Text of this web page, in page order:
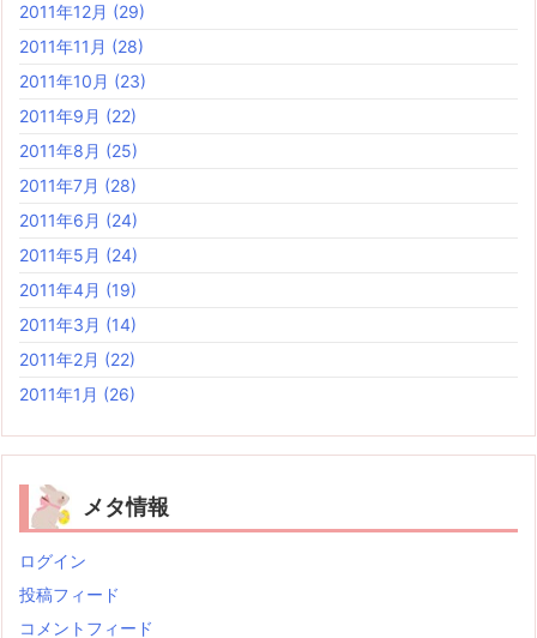
2011年12月 (29)
2011年11月 (28)
2011年10月 (23)
2011年9月 (22)
2011年8月 (25)
2011年7月 (28)
2011年6月 (24)
2011年5月 (24)
2011年4月 (19)
2011年3月 (14)
2011年2月 (22)
2011年1月 (26)
メタ情報
ログイン
投稿フィード
コメントフィード